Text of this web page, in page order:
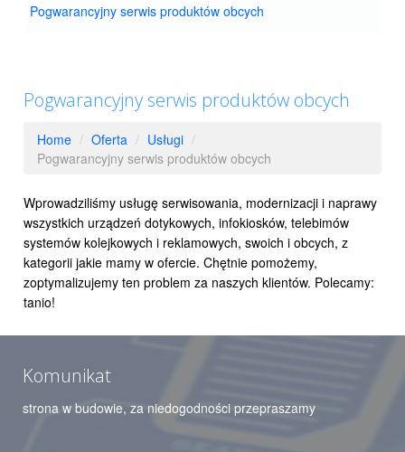
Pogwarancyjny serwis produktów obcych
Pogwarancyjny serwis produktów obcych
Home / Oferta / Usługi /
Pogwarancyjny serwis produktów obcych
Wprowadziliśmy usługę serwisowania, modernizacji i naprawy
wszystkich urządzeń dotykowych, infokiosków, telebimów
systemów kolejkowych i reklamowych, swoich i obcych, z
kategorii jakie mamy w ofercie. Chętnie pomożemy,
zoptymalizujemy ten problem za naszych klientów. Polecamy:
tanio!
Komunikat
strona w budowie, za niedogodności przepraszamy